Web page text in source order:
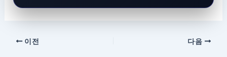
이전 다음